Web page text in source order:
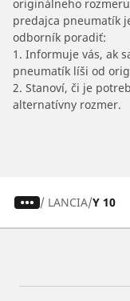
originálneho
predajca pneumatík
odborník poradiť:
1. Informuje vás, ak
pneumatík líši od
2. Stanoví, či je
alternatívny rozmer.
/ LANCIA Y 10